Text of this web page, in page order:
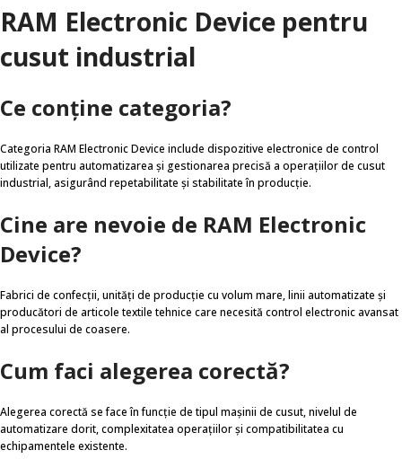
RAM Electronic Device pentru
cusut industrial
Ce conține categoria?
Categoria RAM Electronic Device include dispozitive electronice de control
utilizate pentru automatizarea și gestionarea precisă a operațiilor de cusut
industrial, asigurând repetabilitate și stabilitate în producție.
Cine are nevoie de RAM Electronic
Device?
Fabrici de confecții, unități de producție cu volum mare, linii automatizate și
producători de articole textile tehnice care necesită control electronic avansat
al procesului de coasere.
Cum faci alegerea corectă?
Alegerea corectă se face în funcție de tipul mașinii de cusut, nivelul de
automatizare dorit, complexitatea operațiilor și compatibilitatea cu
echipamentele existente.